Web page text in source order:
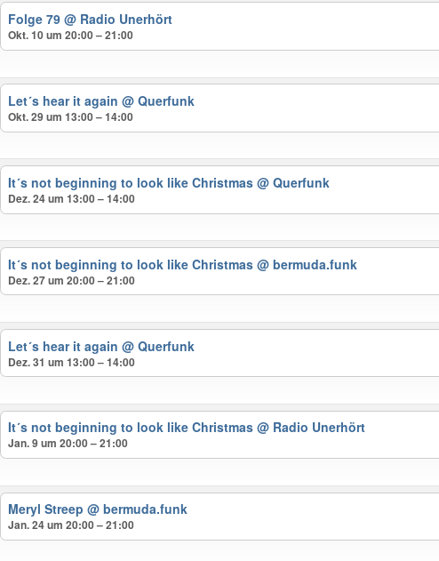
Folge 79@ Radio Unerhört
Okt. 10 um 20:00 – 21:00
Let´s hear it again@ Querfunk
Okt. 29 um 13:00 – 14:00
It´s not beginning to look like Christmas@ Querfunk
Dez. 24 um 13:00 – 14:00
It´s not beginning to look like Christmas@ bermuda.funk
Dez. 27 um 20:00 – 21:00
Let´s hear it again@ Querfunk
Dez. 31 um 13:00 – 14:00
It´s not beginning to look like Christmas@ Radio Unerhört
Jan. 9 um 20:00 – 21:00
Meryl Streep@ bermuda.funk
Jan. 24 um 20:00 – 21:00